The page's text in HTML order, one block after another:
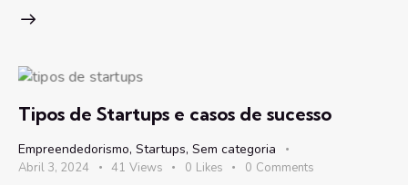
Tipos de Startups e casos de sucesso
Empreendedorismo, Startups, Sem categoria
Abril 3, 2024 41 Views 0 Likes 0 Comments